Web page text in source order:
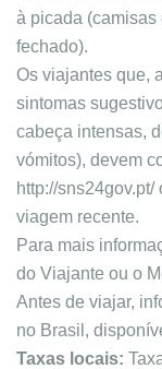
à picada
fechado).
Os viajantes que,
sintomas
cabeça intensas,
vómitos), devem
http://
viagem recente.
Para mais
do Viajante ou o
Antes de viajar,
no Brasil,
Taxas locais: